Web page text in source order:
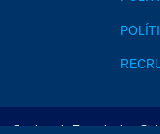
- Serviços de Engenharia e